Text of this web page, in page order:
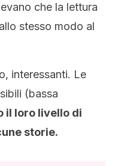
che la lettura
stesso modo al
interessanti. Le
(bassa
il loro livello di
storie.